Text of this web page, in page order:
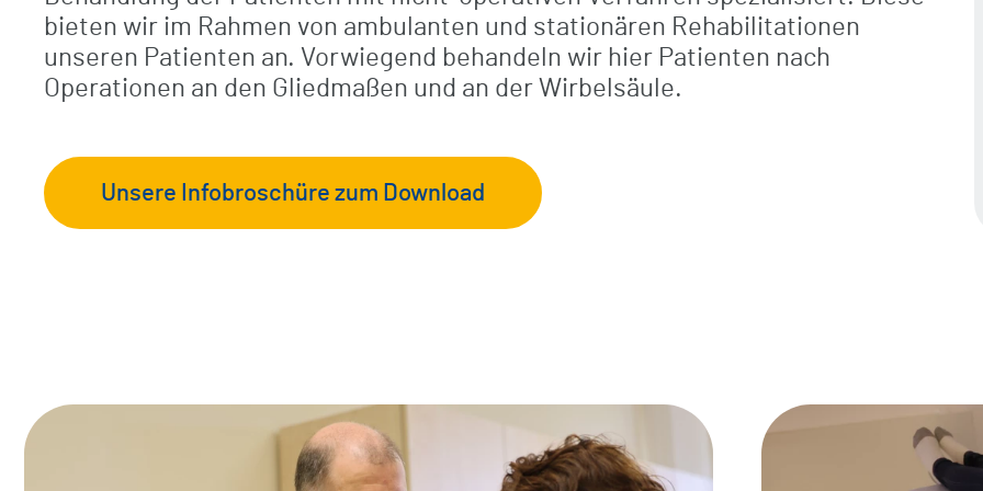
Checkliste / Anreise
Klinikrundgang (virtuell)
Komfortleistungen
Freizeit / Kultur / Seelsorge
Zentrum für Diabetes- und
Stoffwechsel­erkrankungen
Frührehabilitation
Orthopädie/Unfallchirurgie
bieten wir im Rahmen von ambulanten und stationären Rehabilitationen
unseren Patienten an. Vorwiegend behandeln wir hier Patienten nach
Operationen an den Gliedmaßen und an der Wirbelsäule.
Unsere Infobroschüre zum Download